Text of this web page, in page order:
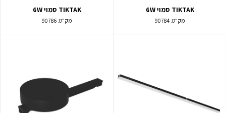
TIKTAK סמוי 6W
מק"ט:90784
TIKTAK סמוי 6W
מק"ט:90786